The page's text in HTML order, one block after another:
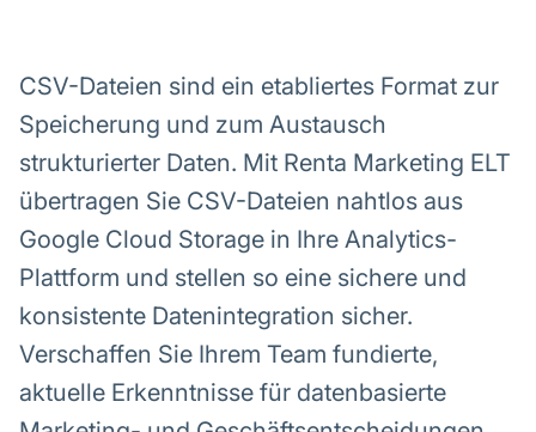
CSV-Dateien sind ein etabliertes Format zur
Speicherung und zum Austausch
strukturierter Daten. Mit Renta Marketing ELT
übertragen Sie CSV-Dateien nahtlos aus
Google Cloud Storage in Ihre Analytics-
Plattform und stellen so eine sichere und
konsistente Datenintegration sicher.
Verschaffen Sie Ihrem Team fundierte,
aktuelle Erkenntnisse für datenbasierte